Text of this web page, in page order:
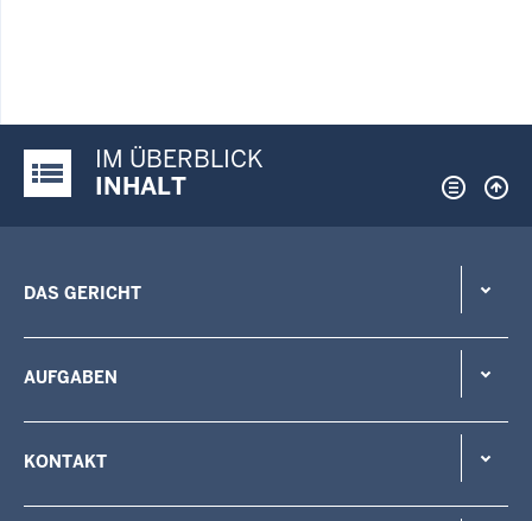
Justiz-Portal im Überblick:
IM ÜBERBLICK
INHALT
DAS GERICHT
AUFGABEN
KONTAKT